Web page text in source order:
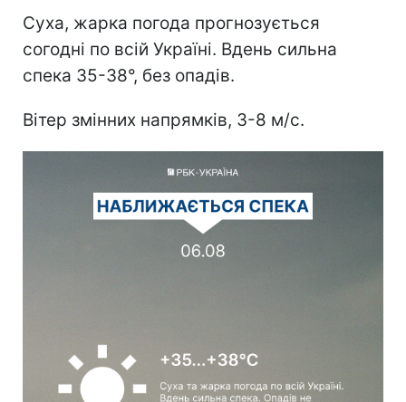
Суха, жарка погода прогнозується
согодні по всій Україні. Вдень сильна
спека 35-38°, без опадів.
Вітер змінних напрямків, 3-8 м/с.